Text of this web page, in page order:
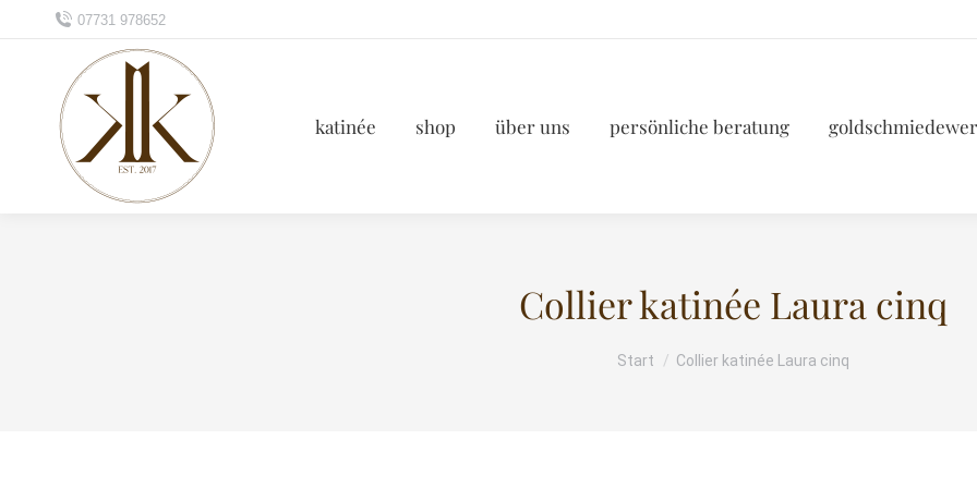
07731 978652
katinée shop über uns persönliche beratung
Collier katinée Laura cinq
Sie befinden sich hier:
Start Collier katinée Laura cinq